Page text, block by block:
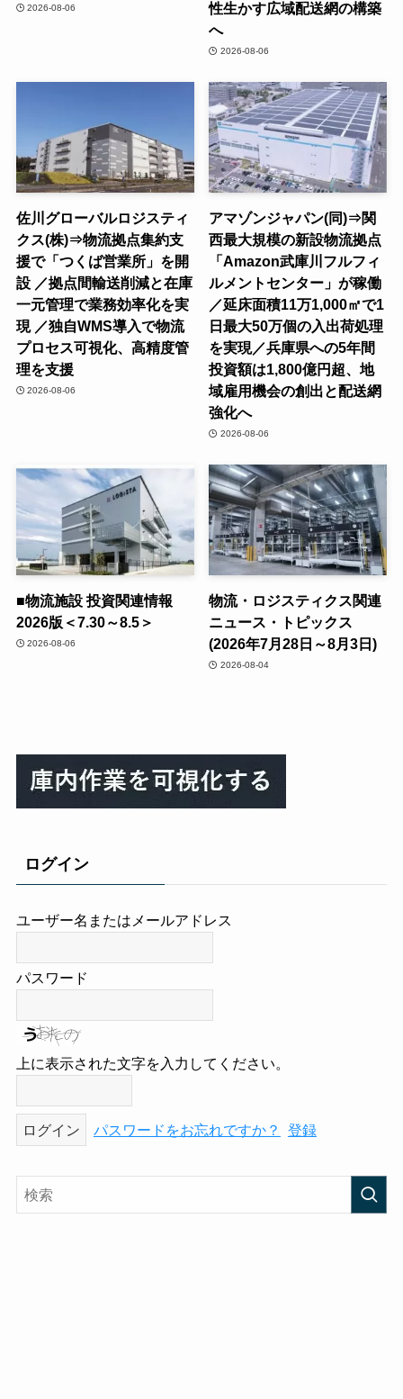
2026-08-06
性生かす広域配送網の構築
へ
2026-08-06
佐川グローバルロジスティ
クス(株)⇒物流拠点集約支
援で「つくば営業所」を開
設 ／拠点間輸送削減と在庫
一元管理で業務効率化を実
現 ／独自WMS導入で物流
プロセス可視化、高精度管
理を支援
2026-08-06
アマゾンジャパン(同)⇒関
西最大規模の新設物流拠点
「Amazon武庫川フルフィ
ルメントセンター」が稼働
／延床面積11万1,000㎡で1
日最大50万個の入出荷処理
を実現／兵庫県への5年間
投資額は1,800億円超、地
域雇用機会の創出と配送網
強化へ
2026-08-06
■物流施設 投資関連情報
2026版＜7.30～8.5＞
2026-08-06
物流・ロジスティクス関連
ニュース・トピックス
(2026年7月28日～8月3日)
2026-08-04
ログイン
ユーザー名またはメールアドレス
パスワード
上に表示された文字を入力してください。
パスワードをお忘れですか？ 登録